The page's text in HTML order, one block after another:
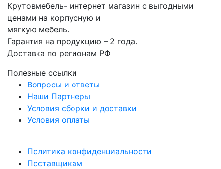
Крутовмебель- интернет магазин с выгодными
ценами на корпусную и
мягкую мебель.
Гарантия на продукцию – 2 года.
Доставка по регионам РФ
Полезные ссылки
Вопросы и ответы
Наши Партнеры
Условия сборки и доставки
Условия оплаты
Политика конфиденциальности
Поставщикам